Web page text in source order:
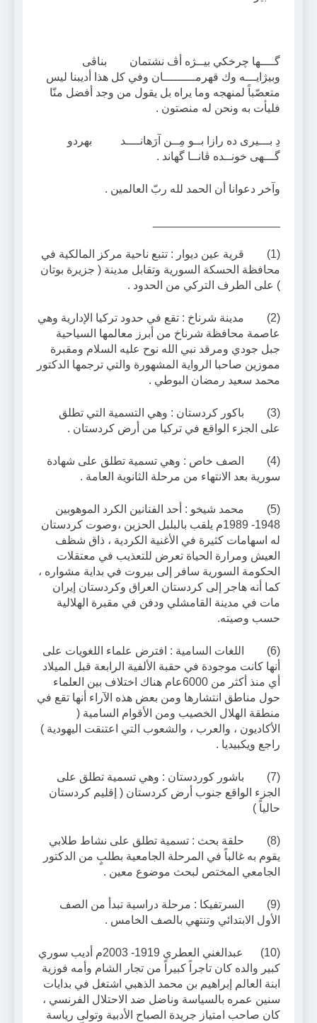
گــــها چرخكي بيــژه أڤ نشتمان بناڤى
وبيژايـــه وك قهرمـــــــــان وفي كل هذا أديبنا ليس
متعصّباً لمنهجه وما يراه بل يقول من وجد أفضل منّا
فليأت به ونحن له منصتون .
دِ بـــيرى ده رازا بــو مِــن آرَهانــــد بهردو
گـــهى خونــده ڤانــا گهاند .
وآخر دعوانا أن الحمد لله ربّ العالمين .
(1) قرية عين ديوار : تتبع ناحية مركز المالكية في
محافظة الحسكة السورية وتقابل مدينة ( جزيرة بوتان
) على الطرف التركي من الحدود .
(2) مدينة شرناخ : تقع في حدود تركيا الإدارية وهي
عاصمة محافظة شرناخ من أبرز معالمها السياحية
جبل جودي ومرقد نبي الله نوح عليه السلام ومقبرة
مموزين صاحبا الرواية المشهورة والتي ترجمها الدكتور
محمد سعيد رمضان البوطي .
(3) باكور كردستان : وهي التسمية التي تطلق
على الجزء الواقع في تركيا من أرض كردستان .
(4) الصف خاص : وهي تسمية تطلق على شهادة
سورية بعد الانتهاء من مرحلة الثانوية العامة .
(5) محمد شيخو : أحد الفنانين الكرد الموهوبين
1948- 1989م يلقب بالبلبل الحزين ،وصوت كردستان
له اسهامات كثيرة في الأغنية الكردية ، ذاق شظف
العيش ومرارة الحياة تعرض للتعذيب في معتقلات
الحكومة السورية سافر إلى بيروت في بداية مشواره ،
كما أنه هاجر إلى كردستان العراق وكردستان إيران
مات في مدينة القامشلي ودفن في مقبرة الهلالية
حسب وصيته.
(6) اللغات السامية : افترض علماء اللغويات على
أنها كانت موجودة في حقبة الألفية الرابعة قبل الميلاد
أي منذ أكثر من 6000عام هناك اختلاف بين العلماء
حول مناطق انتشارها ومن بعض هذه الآراء أنها تقع في
منطقة الهلال الخصيب ومن الأقوام السامية (
الأكاديون ، والعرب ، والشعوب التي اعتنقت اليهودية )
راجع ويكبيديا .
(7) باشور كوردستان : وهي تسمية تطلق على
الجزء الواقع جنوب أرض كردستان ( إقليم كردستان
حالياً )
(8) حلقة بحث : تسمية تطلق على نشاط طلابي
يقوم به غالباً في المرحلة الجامعية بطلبٍ من الدكتور
الجامعي المختص لبحث موضوع معين .
(9) السرتفيكا : مرحلة دراسية تبدأ من الصف
الأول الابتدائي وتنتهي بالصف الخامس .
(10) عبدالغني العطري 1919- 2003م أديب سوري
كبير والده كان تاجراً كبيراً من تجار الشام وأمه فوزية
ابنة العالم إبراهيم بن محمد الذهبي اشتغل في بدايات
سنين عمره بالسياسة وناضل ضد الاحتلال الفرنسي ،
كان صاحب امتياز جريدة الصباح الأدبية وتولى رياسة